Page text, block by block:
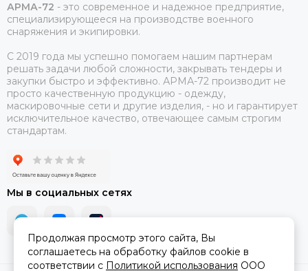
АРМА-72 - это современное и надежное предприятие,
специализирующееся на производстве военного
снаряжения и экипировки.
С 2019 года мы успешно помогаем нашим партнерам
решать задачи любой сложности, закрывать тендеры и
закупки быстро и эффективно. АРМА-72 производит не
просто качественную продукцию - одежду,
маскировочные сети и другие изделия, - но и гарантирует
исключительное качество, отвечающее самым строгим
стандартам.
Мы в социальных сетях
Продолжая просмотр этого сайта, Вы
соглашаетесь на обработку файлов cookie в
соответствии с Политикой использования ООО